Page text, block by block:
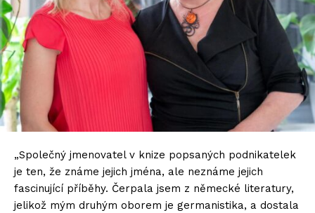
„Společný jmenovatel v knize popsaných podnikatelek
je ten, že známe jejich jména, ale neznáme jejich
fascinující příběhy. Čerpala jsem z německé literatury,
jelikož mým druhým oborem je germanistika, a dostala